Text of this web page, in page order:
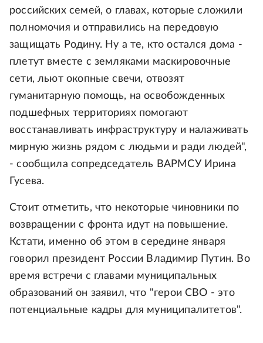
российских семей, о главах, которые сложили
полномочия и отправились на передовую
защищать Родину. Ну а те, кто остался дома -
плетут вместе с земляками маскировочные
сети, льют окопные свечи, отвозят
гуманитарную помощь, на освобожденных
подшефных территориях помогают
восстанавливать инфраструктуру и налаживать
мирную жизнь рядом с людьми и ради людей",
- сообщила сопредседатель ВАРМСУ Ирина
Гусева.
Стоит отметить, что некоторые чиновники по
возвращении с фронта идут на повышение.
Кстати, именно об этом в середине января
говорил президент России Владимир Путин. Во
время встречи с главами муниципальных
образований он заявил, что "герои СВО - это
потенциальные кадры для муниципалитетов".